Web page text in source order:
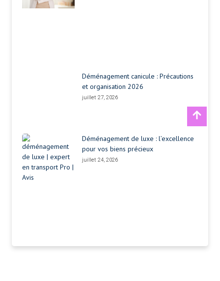
Déménagement canicule : Précautions
et organisation 2026
juillet 27, 2026
Déménagement de luxe : l’excellence
pour vos biens précieux
juillet 24, 2026